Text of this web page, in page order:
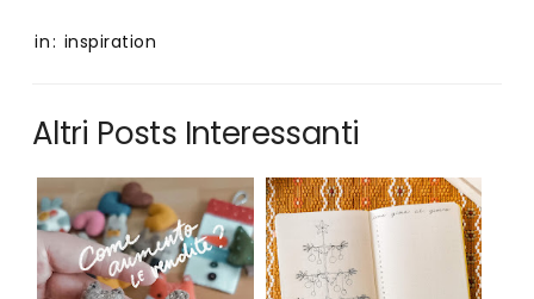
in: inspiration
Altri Posts Interessanti